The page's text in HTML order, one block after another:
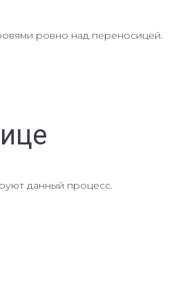
ровно над переносицей.
данный процесс.